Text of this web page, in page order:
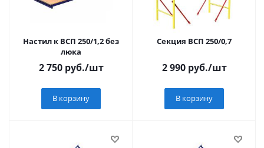
Настил к ВСП 250/1,2 без
люка
2 750руб./шт
В корзину
Секция ВСП 250/0,7
2 990руб./шт
В корзину